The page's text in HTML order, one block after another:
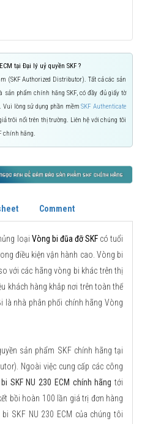
tại Đại lý uỷ quyền SKF ?
(SKF Authorized Distributor). Tất cả các sản
phẩm chính hãng SKF, có đầy đủ giấy tờ
Vui lòng sử dụng phần mềmSKF Authenticate
trôi nổi trên thị trường. Liên hệ với chúng tôi
chính hãng.
Comment
loại Vòng bi đũa đỡ SKFcó tuổi
điều kiện vận hành cao. Vòng bi
với các hãng vòng bi khác trên thị
khách hàng khắp nơi trên toàn thế
là nhà phân phối chính hãng Vòng
sản phẩm SKF chính hãng tại
Ngoài việc cung cấp các công
SKF NU 230 ECM chính hãng tới
bồi hoàn 100 lần giá trị đơn hàng
SKF NU 230 ECM của chúng tôi